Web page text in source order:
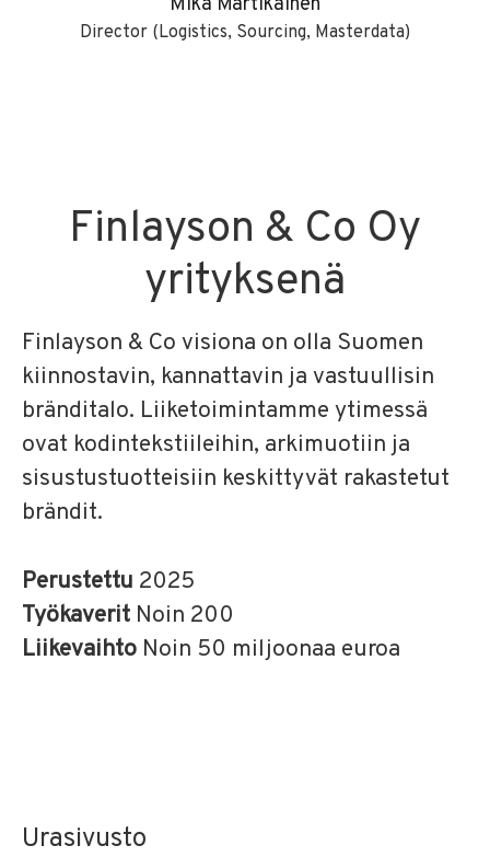
Director (Logistics, Sourcing, Masterdata)
Finlayson & Co Oy
yrityksenä
Finlayson & Co visiona on olla Suomen
kiinnostavin, kannattavin ja vastuullisin
bränditalo. Liiketoimintamme ytimessä
ovat kodintekstiileihin, arkimuotiin ja
sisustustuotteisiin keskittyvät rakastetut
brändit.
Perustettu 2025
Työkaverit Noin 200
Liikevaihto Noin 50 miljoonaa euroa
Urasivusto